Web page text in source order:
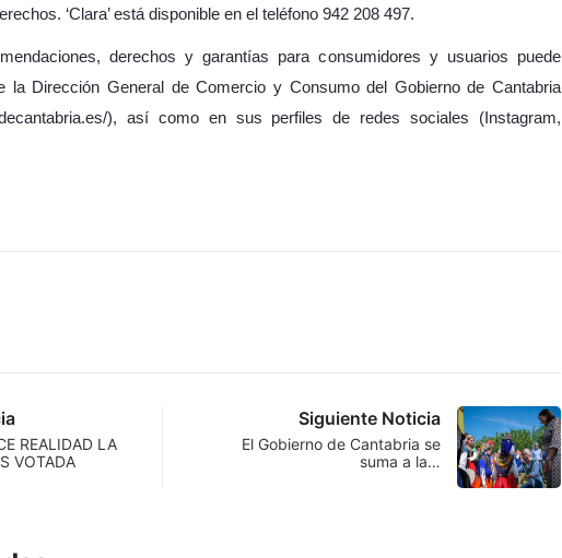
‘Clara’ está disponible en el teléfono 942 208 497.
derechos y garantías para consumidores y usuarios puede
la Dirección General de Comercio y Consumo del Gobierno de Cantabria
), así como en sus perfiles de redes sociales (Instagram,
REALIDAD LA
VOTADA
Siguiente Noticia
El Gobierno de Cantabria se
suma a la…